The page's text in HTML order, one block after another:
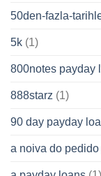
50den-fazla-
5k (1)
800notes payday
888starz (1)
90 day payday
a noiva do